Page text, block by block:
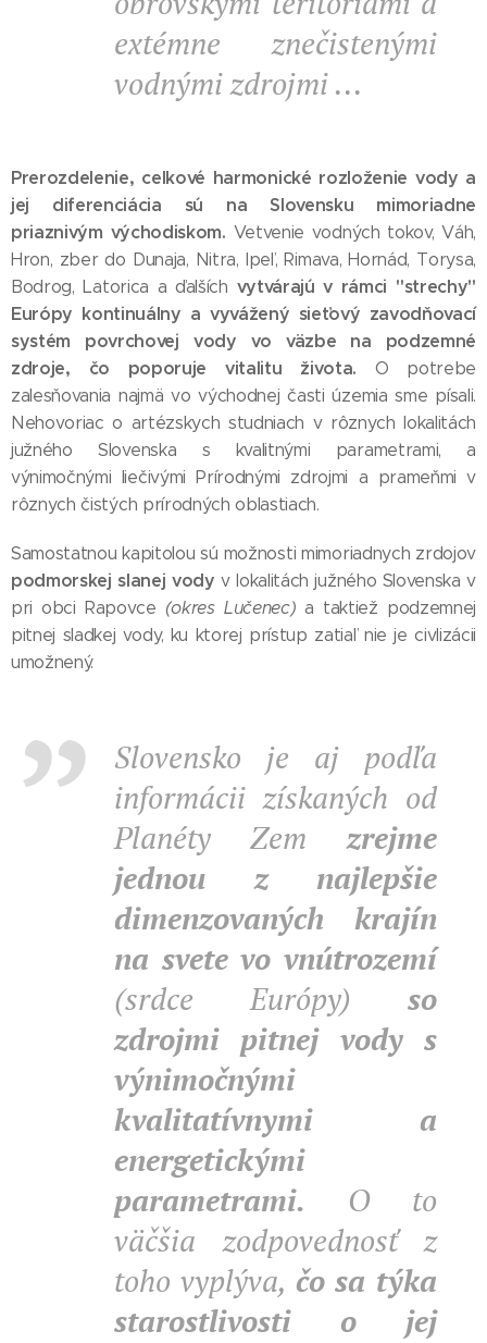
extémne znečistenými
vodnými zdrojmi ...
Prerozdelenie, celkové harmonické rozloženie vody a
jej diferenciácia sú na Slovensku mimoriadne
priaznivým východiskom. Vetvenie vodných tokov, Váh,
Hron, zber do Dunaja, Nitra, Ipeľ, Rimava, Hornád, Torysa,
Bodrog, Latorica a ďalších vytvárajú v rámci "strechy"
Európy kontinuálny a vyvážený sieťový zavodňovací
systém povrchovej vody vo väzbe na podzemné
zdroje, čo poporuje vitalitu života. O potrebe
zalesňovania najmä vo východnej časti územia sme písali.
Nehovoriac o artézskych studniach v rôznych lokalitách
južného Slovenska s kvalitnými parametrami, a
výnimočnými liečivými Prírodnými zdrojmi a prameňmi v
rôznych čistých prírodných oblastiach.
Samostatnou kapitolou sú možnosti mimoriadnych zrdojov
podmorskej slanej vody v lokalitách južného Slovenska v
pri obci Rapovce (okres Lučenec) a taktiež podzemnej
pitnej sladkej vody, ku ktorej prístup zatiaľ nie je civlizácii
umožnený.
Slovensko je aj podľa
informácii získaných od
Planéty Zem zrejme
jednou z najlepšie
dimenzovaných krajín
na svete vo vnútrozemí
(srdce Európy) so
zdrojmi pitnej vody s
výnimočnými
kvalitatívnymi a
energetickými
parametrami. O to
väčšia zodpovednosť z
toho vyplýva, čo sa týka
starostlivosti o jej